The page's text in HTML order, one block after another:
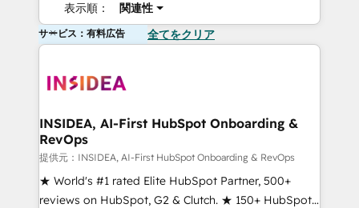
表示順： 関連性
サービス：有料広告 全てをクリア
INSIDEA, AI-First HubSpot Onboarding &
RevOps
提供元：INSIDEA, AI-First HubSpot Onboarding & RevOps
★ World's #1 rated Elite HubSpot Partner, 500+
reviews on HubSpot, G2 & Clutch. ★ 150+ HubSpot